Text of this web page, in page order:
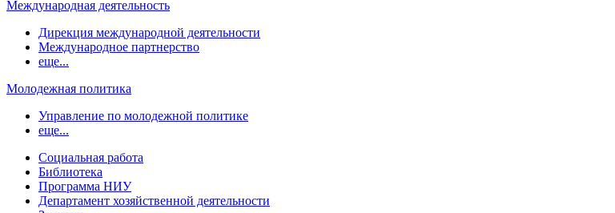
Международная деятельность
Дирекция международной деятельности
Международное партнерство
еще...
Молодежная политика
Управление по молодежной политике
еще...
Социальная работа
Библиотека
Программа НИУ
Департамент хозяйственной деятельности